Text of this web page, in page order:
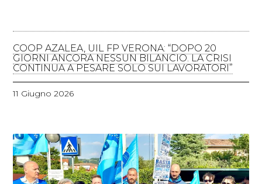
COOP AZALEA, UIL FP VERONA: “DOPO 20
GIORNI ANCORA NESSUN BILANCIO. LA CRISI
CONTINUA A PESARE SOLO SUI LAVORATORI”
11 Giugno 2026